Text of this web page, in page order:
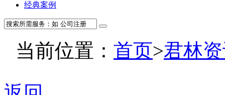
经典案例
当前位置： 首页>君林